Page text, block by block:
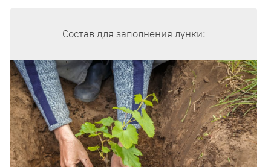
Состав для заполнения лунки: